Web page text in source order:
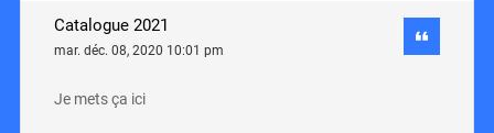
Catalogue 2021
mar. déc. 08, 2020 10:01 pm
Je mets ça ici